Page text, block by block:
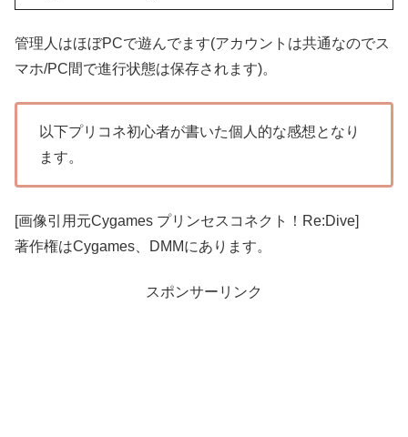
管理人はほぼPCで遊んでます(アカウントは共通なのでス
マホ/PC間で進行状態は保存されます)。
以下プリコネ初心者が書いた個人的な感想となり
ます。
[画像引用元Cygames プリンセスコネクト！Re:Dive]
著作権はCygames、DMMにあります。
スポンサーリンク